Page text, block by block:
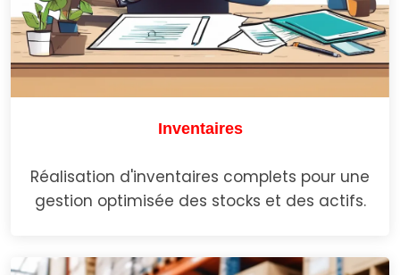
Inventaires
Réalisation d'inventaires complets pour une
gestion optimisée des stocks et des actifs.